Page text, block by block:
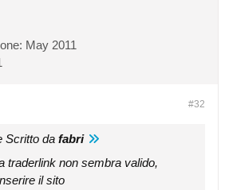
May 2011
#32
Scritto da fabri
traderlink non sembra valido,
il sito